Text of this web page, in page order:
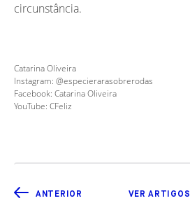
circunstância.
Catarina Oliveira
Instagram: @especierarasobrerodas
Facebook: Catarina Oliveira
YouTube: CFeliz
ANTERIOR VER ARTIGOS